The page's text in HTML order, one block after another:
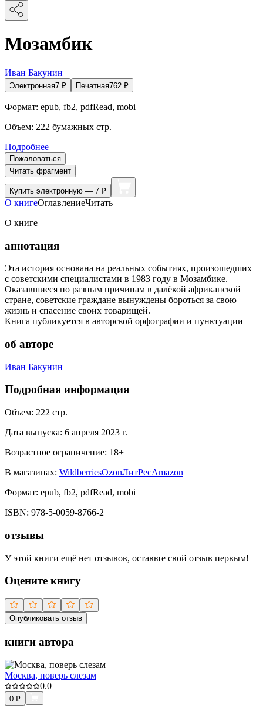
Мозамбик
Иван Бакунин
Электронная7 ₽ Печатная762 ₽
Формат: epub, fb2, pdfRead, mobi
Объем: 222 бумажных стр.
Подробнее
Пожаловаться
Читать фрагмент
Купить электронную — 7 ₽
О книгеОглавлениеЧитать
О книге
аннотация
Эта история основана на реальных событиях, произошедших
с советскими специалистами в 1983 году в Мозамбике.
Оказавшиеся по разным причинам в далёкой африканской
стране, советские граждане вынуждены бороться за свою
жизнь и спасение своих товарищей.
Книга публикуется в авторской орфографии и пунктуации
об авторе
Иван Бакунин
Подробная информация
Объем: 222 стр.
Дата выпуска: 6 апреля 2023 г.
Возрастное ограничение: 18+
В магазинах: WildberriesOzonЛитРесAmazon
Формат: epub, fb2, pdfRead, mobi
ISBN: 978-5-0059-8766-2
отзывы
У этой книги ещё нет отзывов, оставьте свой отзыв первым!
Оцените книгу
Опубликовать отзыв
книги автора
Москва, поверь слезам
0.0
0 ₽